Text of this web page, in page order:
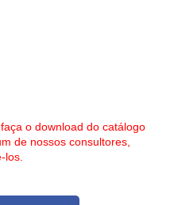
o download do catálogo
de nossos consultores,
los.